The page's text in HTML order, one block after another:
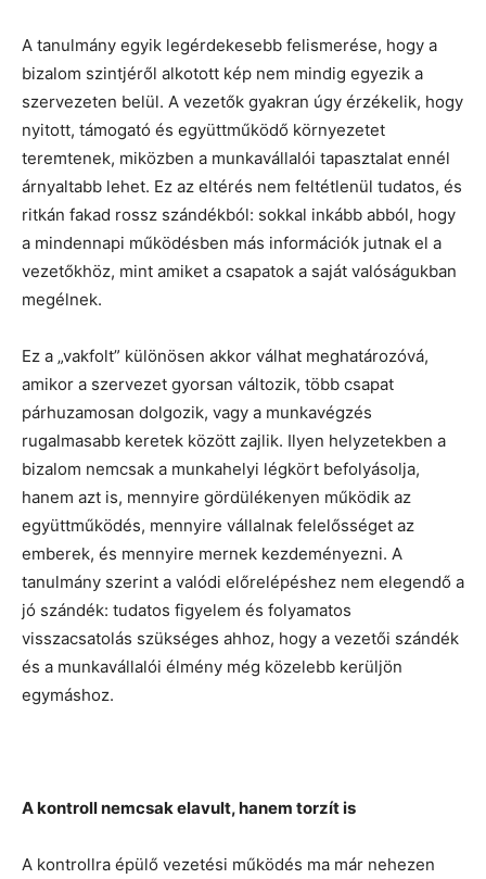
A tanulmány egyik legérdekesebb felismerése, hogy a
bizalom szintjéről alkotott kép nem mindig egyezik a
szervezeten belül. A vezetők gyakran úgy érzékelik, hogy
nyitott, támogató és együttműködő környezetet
teremtenek, miközben a munkavállalói tapasztalat ennél
árnyaltabb lehet. Ez az eltérés nem feltétlenül tudatos, és
ritkán fakad rossz szándékból: sokkal inkább abból, hogy
a mindennapi működésben más információk jutnak el a
vezetőkhöz, mint amiket a csapatok a saját valóságukban
megélnek.
Ez a „vakfolt” különösen akkor válhat meghatározóvá,
amikor a szervezet gyorsan változik, több csapat
párhuzamosan dolgozik, vagy a munkavégzés
rugalmasabb keretek között zajlik. Ilyen helyzetekben a
bizalom nemcsak a munkahelyi légkört befolyásolja,
hanem azt is, mennyire gördülékenyen működik az
együttműködés, mennyire vállalnak felelősséget az
emberek, és mennyire mernek kezdeményezni. A
tanulmány szerint a valódi előrelépéshez nem elegendő a
jó szándék: tudatos figyelem és folyamatos
visszacsatolás szükséges ahhoz, hogy a vezetői szándék
és a munkavállalói élmény még közelebb kerüljön
egymáshoz.
A kontroll nemcsak elavult, hanem torzít is
A kontrollra épülő vezetési működés ma már nehezen